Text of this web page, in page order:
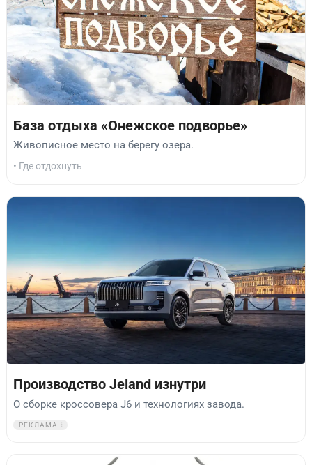
База отдыха «Онежское подворье»
Живописное место на берегу озера.
• Где отдохнуть
Производство Jeland изнутри
О сборке кроссовера J6 и технологиях завода.
РЕКЛАМА